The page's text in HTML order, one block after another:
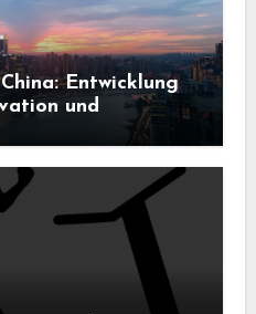
Entwicklung
und